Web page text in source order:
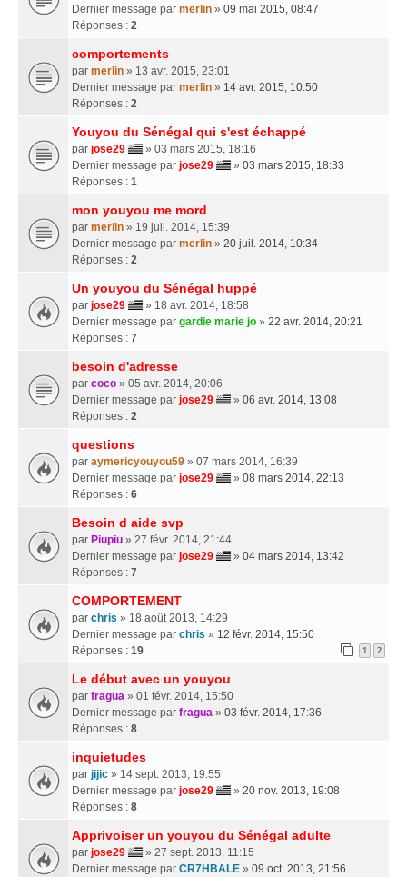
Dernier message par merlin » 09 mai 2015, 08:47
Réponses : 2
comportements
par merlin » 13 avr. 2015, 23:01
Dernier message par merlin » 14 avr. 2015, 10:50
Réponses : 2
Youyou du Sénégal qui s'est échappé
par jose29
» 03 mars 2015, 18:16
Dernier message par jose29 » 03 mars 2015, 18:33
Réponses : 1
mon youyou me mord
par merlin » 19 juil. 2014, 15:39
Dernier message par merlin » 20 juil. 2014, 10:34
Réponses : 2
Un youyou du Sénégal huppé
par jose29
» 18 avr. 2014, 18:58
Dernier message par gardie marie jo » 22 avr. 2014, 20:21
Réponses : 7
besoin d'adresse
par coco » 05 avr. 2014, 20:06
Dernier message par jose29 » 06 avr. 2014, 13:08
Réponses : 2
questions
par aymericyouyou59 » 07 mars 2014, 16:39
Dernier message par jose29 » 08 mars 2014, 22:13
Réponses : 6
Besoin d aide svp
par Piupiu » 27 févr. 2014, 21:44
Dernier message par jose29 » 04 mars 2014, 13:42
Réponses : 7
COMPORTEMENT
par chris » 18 août 2013, 14:29
Dernier message par chris » 12 févr. 2014, 15:50
Réponses : 19 1 2
Le début avec un youyou
par fragua » 01 févr. 2014, 15:50
Dernier message par fragua » 03 févr. 2014, 17:36
Réponses : 8
inquietudes
par jijic » 14 sept. 2013, 19:55
Dernier message par jose29 » 20 nov. 2013, 19:08
Réponses : 8
Apprivoiser un youyou du Sénégal adulte
par jose29
» 27 sept. 2013, 11:15
Dernier message par CR7HBALE » 09 oct. 2013, 21:56